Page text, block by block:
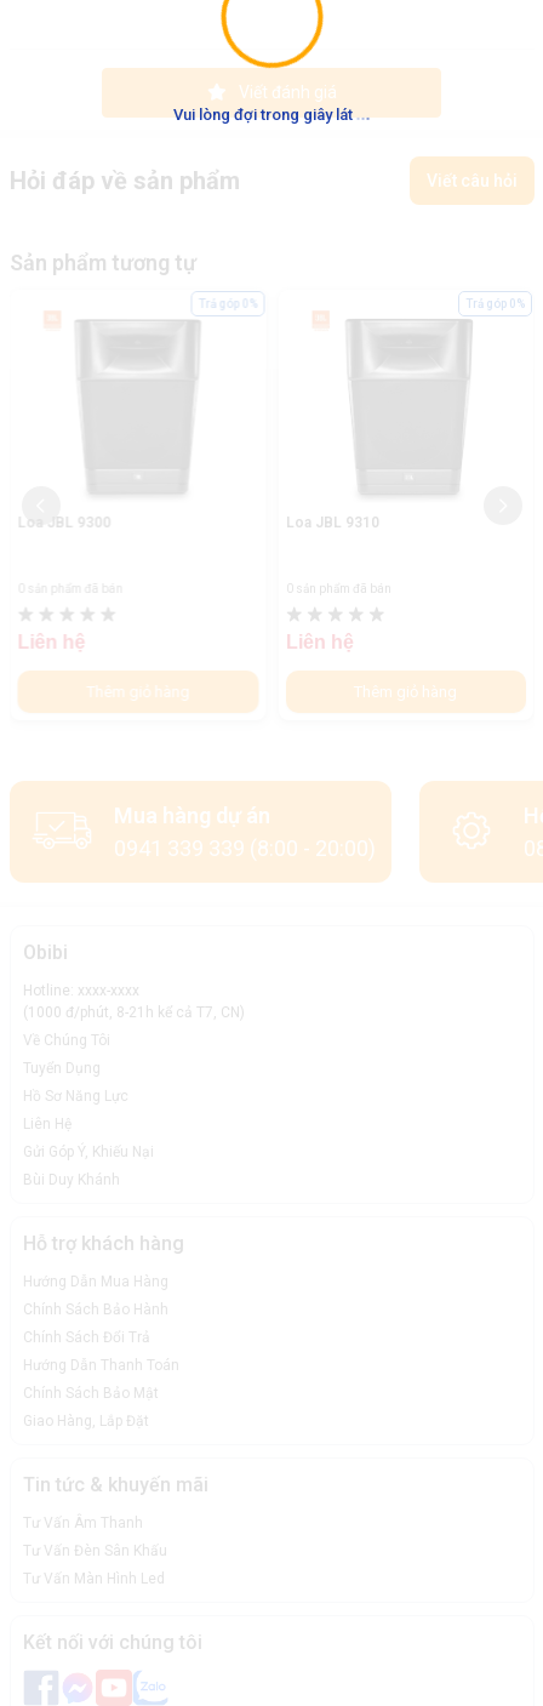
Vui lòng đợi trong giây lát...
Viết đánh giá
Hỏi đáp về sản phẩm Viết câu hỏi
Sản phẩm tương tự
Loa JBL 9300
0 sản phẩm đã bán
Liên hệ
Thêm giỏ hàng
Trả góp 0%
Loa JBL 9310
0 sản phẩm đã bán
Liên hệ
Thêm giỏ hàng
Trả góp 0%
Mua hàng dự án
0941 339 339 (8:00 - 20:00)
Obibi
Hotline: xxxx-xxxx
(1000 đ/phút, 8-21h kể cả T7, CN)
Về Chúng Tôi
Tuyển Dụng
Hồ Sơ Năng Lực
Liên Hệ
Gửi Góp Ý, Khiếu Nại
Bùi Duy Khánh
Hỗ trợ khách hàng
Hướng Dẫn Mua Hàng
Chính Sách Bảo Hành
Chính Sách Đổi Trả
Hướng Dẫn Thanh Toán
Chính Sách Bảo Mật
Giao Hàng, Lắp Đặt
Tin tức & khuyến mãi
Tư Vấn Âm Thanh
Tư Vấn Đèn Sân Khấu
Tư Vấn Màn Hình Led
Kết nối với chúng tôi